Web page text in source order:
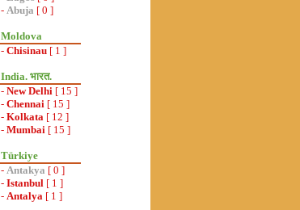
- Abuja [ 0 ]
Moldova
- Chisinau [ 1 ]
India. भारत.
- New Delhi [ 15 ]
- Chennai [ 15 ]
- Kolkata [ 12 ]
- Mumbai [ 15 ]
Türkiye
- Antakya [ 0 ]
- Istanbul [ 1 ]
- Antalya [ 1 ]